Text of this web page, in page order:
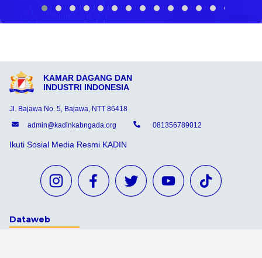
KAMAR DAGANG DAN
INDUSTRI INDONESIA
Jl. Bajawa No. 5, Bajawa, NTT 86418
admin@kadinkabngada.org
081356789012
Ikuti Sosial Media Resmi KADIN
Dataweb